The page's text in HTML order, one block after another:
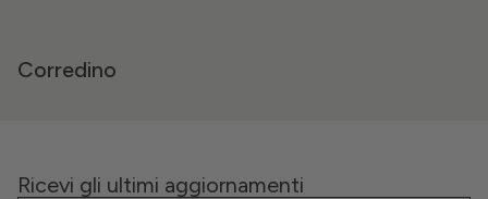
Corredino
Ricevi gli ultimi aggiornamenti